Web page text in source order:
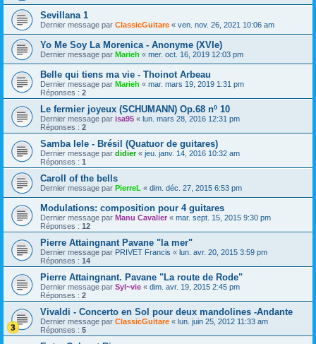
Sevillana 1
Dernier message par ClassicGuitare « ven. nov. 26, 2021 10:06 am
Yo Me Soy La Morenica - Anonyme (XVIe)
Dernier message par Marieh « mer. oct. 16, 2019 12:03 pm
Belle qui tiens ma vie - Thoinot Arbeau
Dernier message par Marieh « mar. mars 19, 2019 1:31 pm
Réponses : 2
Le fermier joyeux (SCHUMANN) Op.68 nº 10
Dernier message par isa95 « lun. mars 28, 2016 12:31 pm
Réponses : 2
Samba lele - Brésil (Quatuor de guitares)
Dernier message par didier« jeu. janv. 14, 2016 10:32 am
Réponses : 1
Caroll of the bells
Dernier message par PierreL « dim. déc. 27, 2015 6:53 pm
Modulations: composition pour 4 guitares
Dernier message par Manu Cavalier « mar. sept. 15, 2015 9:30 pm
Réponses : 12
Pierre Attaingnant Pavane "la mer"
Dernier message par PRIVET Francis « lun. avr. 20, 2015 3:59 pm
Réponses : 14
Pierre Attaingnant. Pavane "La route de Rode"
Dernier message par Syl~vie « dim. avr. 19, 2015 2:45 pm
Réponses : 2
Vivaldi - Concerto en Sol pour deux mandolines -Andante
Dernier message par ClassicGuitare « lun. juin 25, 2012 11:33 am
Réponses : 5